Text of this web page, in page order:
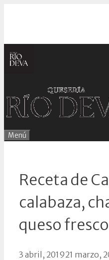
Menú
Receta de
calabaza,
queso fresco
3 abril, 201921 marzo,